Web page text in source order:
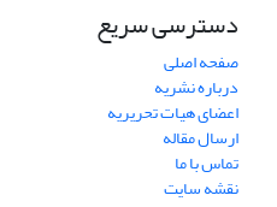
دسترسی سریع
صفحه اصلی
درباره نشریه
اعضای هیات تحریریه
ارسال مقاله
تماس با ما
نقشه سایت